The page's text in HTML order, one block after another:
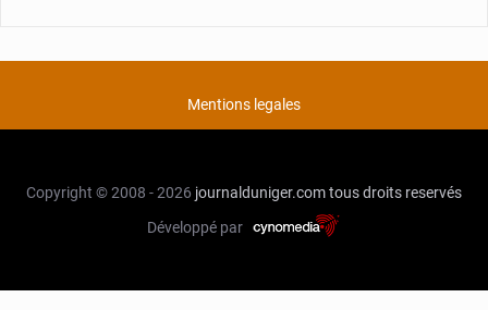
Mentions legales
Copyright © 2008 - 2026 journalduniger.comtous droits reservés
Développé par